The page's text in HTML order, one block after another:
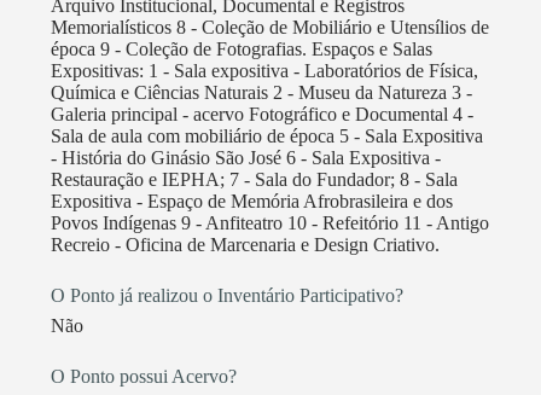
Arquivo Institucional, Documental e Registros
Memorialísticos 8 - Coleção de Mobiliário e Utensílios de
época 9 - Coleção de Fotografias. Espaços e Salas
Expositivas: 1 - Sala expositiva - Laboratórios de Física,
Química e Ciências Naturais 2 - Museu da Natureza 3 -
Galeria principal - acervo Fotográfico e Documental 4 -
Sala de aula com mobiliário de época 5 - Sala Expositiva
- História do Ginásio São José 6 - Sala Expositiva -
Restauração e IEPHA; 7 - Sala do Fundador; 8 - Sala
Expositiva - Espaço de Memória Afrobrasileira e dos
Povos Indígenas 9 - Anfiteatro 10 - Refeitório 11 - Antigo
Recreio - Oficina de Marcenaria e Design Criativo.
O Ponto já realizou o Inventário Participativo?
Não
O Ponto possui Acervo?